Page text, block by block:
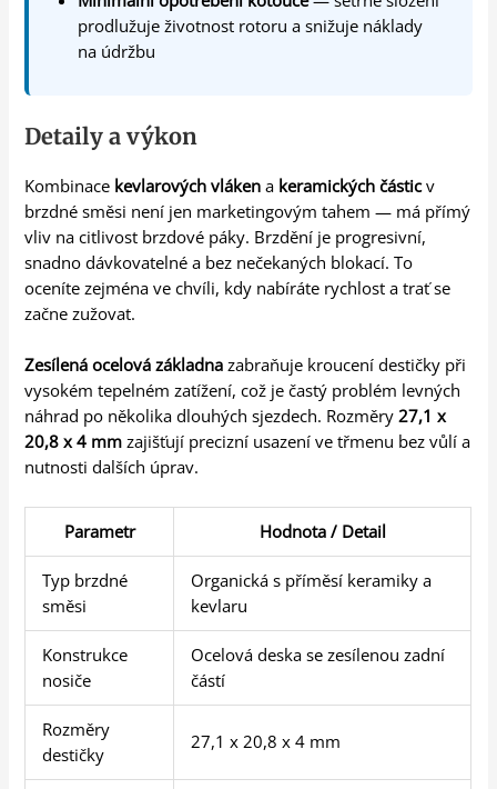
prodlužuje životnost rotoru a snižuje náklady
na údržbu
Detaily a výkon
Kombinace kevlarových vláken a keramických částicv
brzdné směsi není jen marketingovým tahem — má přímý
vliv na citlivost brzdové páky. Brzdění je progresivní,
snadno dávkovatelné a bez nečekaných blokací. To
oceníte zejména ve chvíli, kdy nabíráte rychlost a trať se
začne zužovat.
Zesílená ocelová základna zabraňuje kroucení destičky při
vysokém tepelném zatížení, což je častý problém levných
náhrad po několika dlouhých sjezdech. Rozměry27,1 x
20,8 x 4 mm zajišťují precizní usazení ve třmenu bez vůlí a
nutnosti dalších úprav.
Parametr Hodnota / Detail
Typ brzdné
směsi
Organická s příměsí keramiky a
kevlaru
Konstrukce
nosiče
Ocelová deska se zesílenou zadní
částí
Rozměry
destičky
27,1 x 20,8 x 4 mm